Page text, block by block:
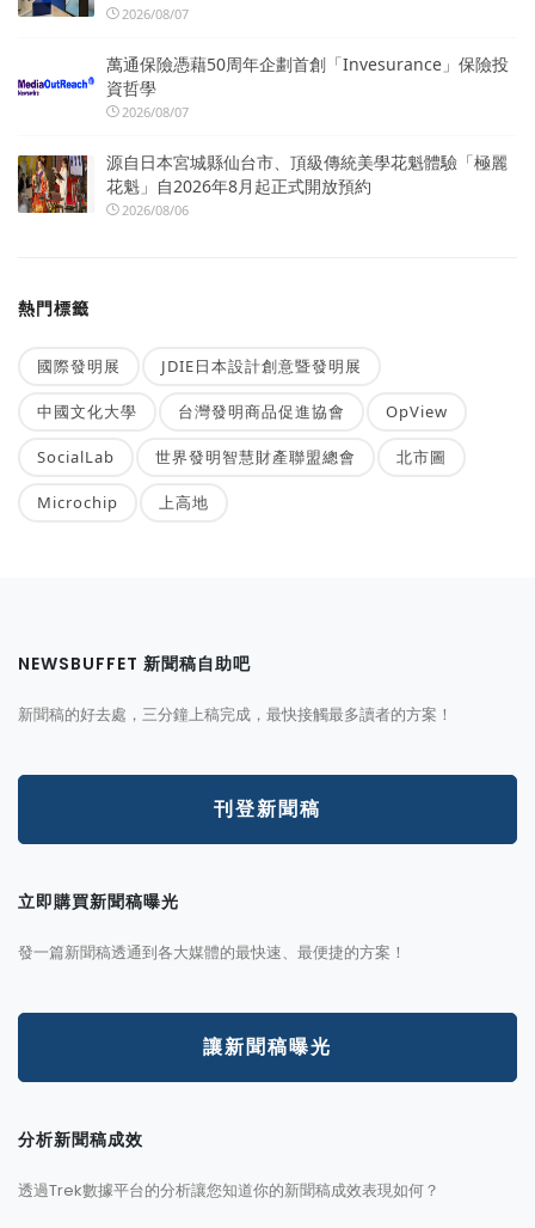
2026/08/07
萬通保險憑藉50周年企劃首創「Invesurance」保險投
資哲學
2026/08/07
源自日本宮城縣仙台市、頂級傳統美學花魁體驗「極麗
花魁」自2026年8月起正式開放預約
2026/08/06
熱門標籤
國際發明展 JDIE日本設計創意暨發明展
中國文化大學 台灣發明商品促進協會 OpView
SocialLab 世界發明智慧財產聯盟總會 北市圖
Microchip 上高地
NEWSBUFFET 新聞稿自助吧
新聞稿的好去處，三分鐘上稿完成，最快接觸最多讀者的方案！
刊登新聞稿
立即購買新聞稿曝光
發一篇新聞稿透通到各大媒體的最快速、最便捷的方案！
讓新聞稿曝光
分析新聞稿成效
透過Trek數據平台的分析讓您知道你的新聞稿成效表現如何？